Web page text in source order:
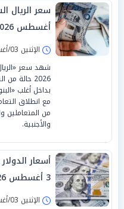
أغسطس 2026
الإثنين 03/أغسطس/2026 - 10:30 ص
2026 حالة
بداخل أغلب
مع انطلاق
من المتعاملين
والأجنبية.
أسعار
3 أغسطس 2026
الإثنين 03/أغسطس/2026 - 12:05 ص